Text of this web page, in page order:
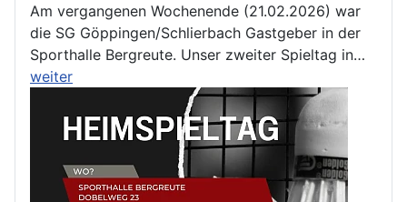
Am vergangenen Wochenende (21.02.2026) war
die SG Göppingen/Schlierbach Gastgeber in der
Sporthalle Bergreute. Unser zweiter Spieltag in…
weiter